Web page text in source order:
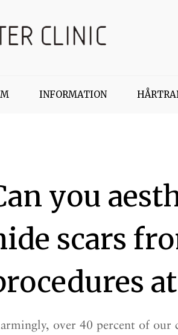
INFORMATION
you
scars
over 40 percent of our